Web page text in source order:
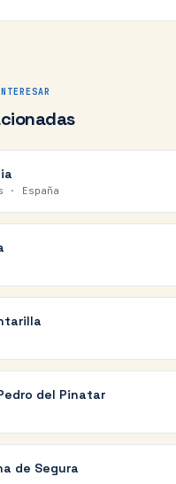
· España
del Pinatar
de Segura